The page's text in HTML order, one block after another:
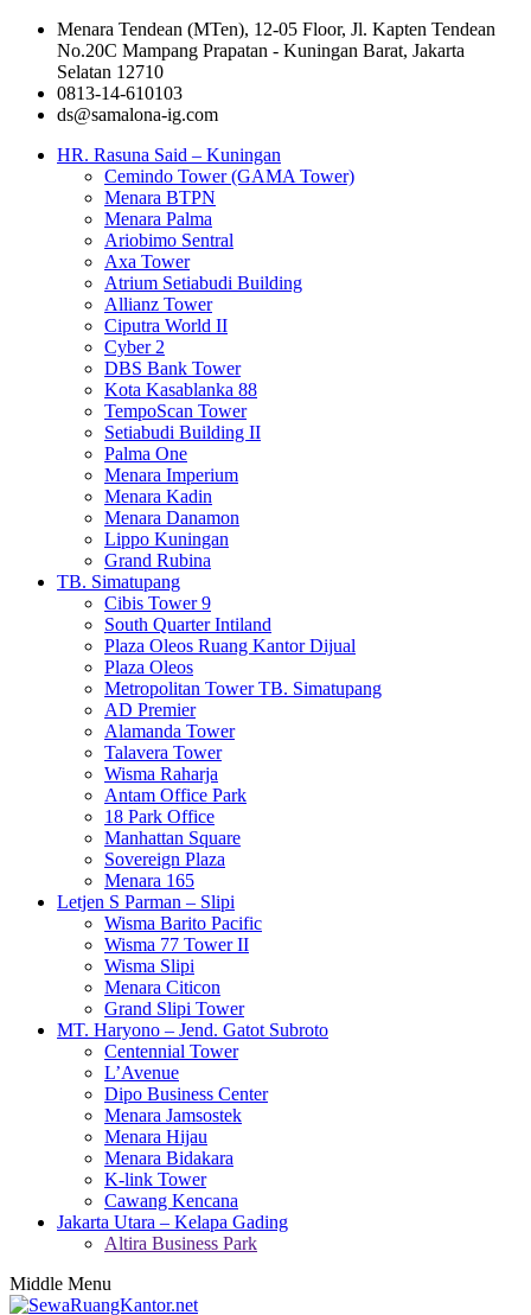
Menara Tendean (MTen), 12-05 Floor, Jl. Kapten Tendean
No.20C Mampang Prapatan - Kuningan Barat, Jakarta
Selatan 12710
0813-14-610103
ds@samalona-ig.com
HR. Rasuna Said – Kuningan
Cemindo Tower (GAMA Tower)
Menara BTPN
Menara Palma
Ariobimo Sentral
Axa Tower
Atrium Setiabudi Building
Allianz Tower
Ciputra World II
Cyber 2
DBS Bank Tower
Kota Kasablanka 88
TempoScan Tower
Setiabudi Building II
Palma One
Menara Imperium
Menara Kadin
Menara Danamon
Lippo Kuningan
Grand Rubina
TB. Simatupang
Cibis Tower 9
South Quarter Intiland
Plaza Oleos Ruang Kantor Dijual
Plaza Oleos
Metropolitan Tower TB. Simatupang
AD Premier
Alamanda Tower
Talavera Tower
Wisma Raharja
Antam Office Park
18 Park Office
Manhattan Square
Sovereign Plaza
Menara 165
Letjen S Parman – Slipi
Wisma Barito Pacific
Wisma 77 Tower II
Wisma Slipi
Menara Citicon
Grand Slipi Tower
MT. Haryono – Jend. Gatot Subroto
Centennial Tower
L’Avenue
Dipo Business Center
Menara Jamsostek
Menara Hijau
Menara Bidakara
K-link Tower
Cawang Kencana
Jakarta Utara – Kelapa Gading
Altira Business Park
Middle Menu